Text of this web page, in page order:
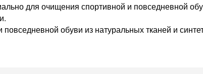
для очищения спортивной и повседневной
обуви из натуральных тканей и